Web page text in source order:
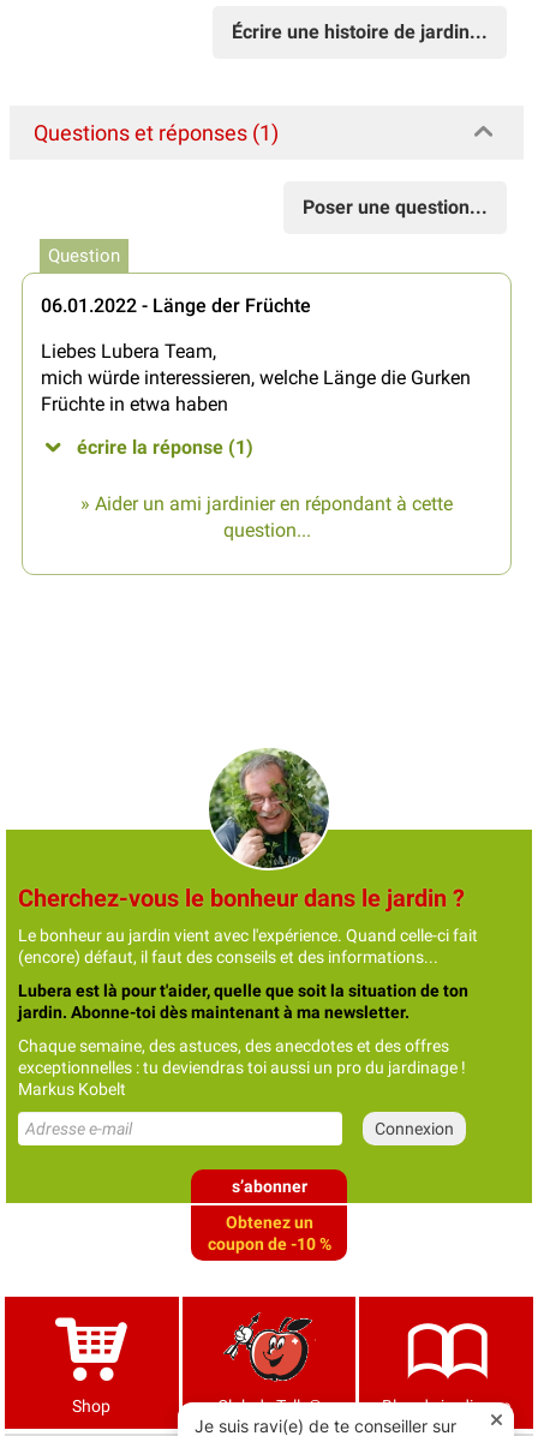
Écrire une histoire de jardin...
Questions et réponses (1)
Poser une question...
Question
06.01.2022 - Länge der Früchte
Liebes Lubera Team,
mich würde interessieren, welche Länge die Gurken
Früchte in etwa haben
écrire la réponse (1)
» Aider un ami jardinier en répondant à cette
question...
Cherchez-vous le bonheur dans le jardin ?
Le bonheur au jardin vient avec l'expérience. Quand celle-ci fait
(encore) défaut, il faut des conseils et des informations...
Lubera est là pour t'aider, quelle que soit la situation de ton
jardin. Abonne-toi dès maintenant à ma newsletter.
Chaque semaine, des astuces, des anecdotes et des offres
exceptionnelles : tu deviendras toi aussi un pro du jardinage !
Markus Kobelt
s’abonner
Obtenez un
coupon de -10 %
Shop Club de Tells® Blog de jardinage